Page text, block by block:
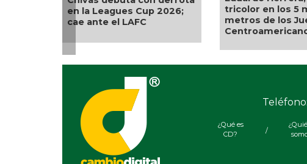
tricolor en los 5 mil
metros de los Juegos
Centroamericanos; suma
oros en atletismo,
gimnasia y squash
¿Qué es
CD?
/